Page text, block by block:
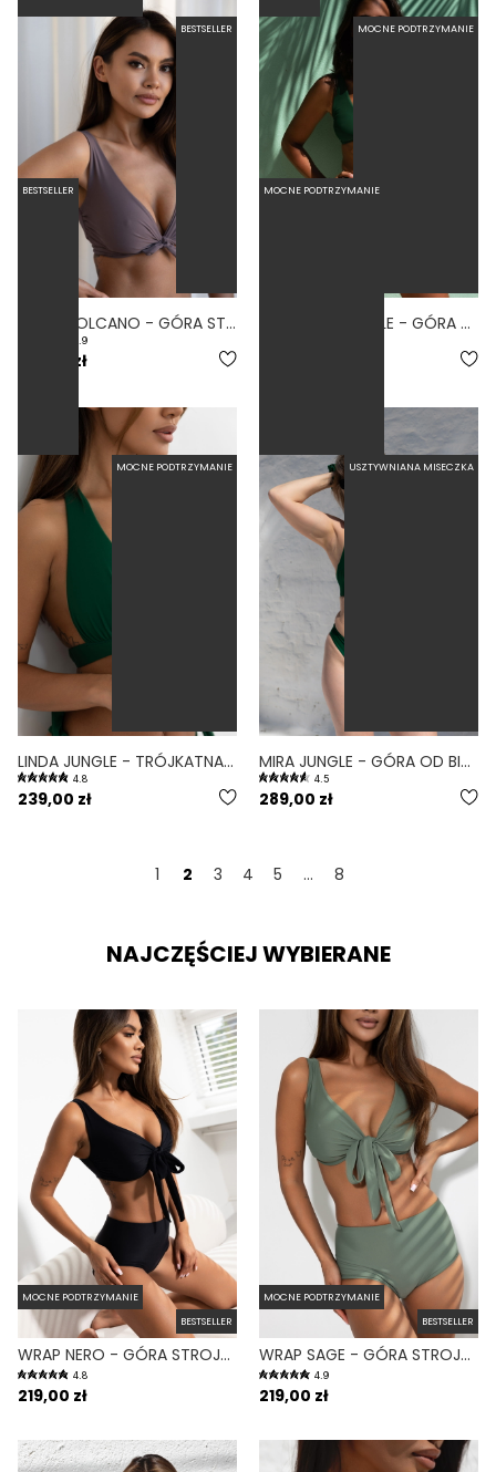
BESTSELLER
WRAP VOLCANO - GÓRA STROJU KĄPIELOWEGO NA DUŻY BIUST REGULOWANY OBWÓD FIOLETOWY
4.9
219,00 zł
MOCNE PODTRZYMANIE
COMODO JUNGLE - GÓRA OD BIKINI NA DUŻY BIUST ZABUDOWANA ZIELONY
BESTSELLER
MOCNE PODTRZYMANIE
LINDA JUNGLE - TRÓJKĄTNA GÓRA OD BIKINI NA DUŻY BIUST ZIELONY
4.8
239,00 zł
MOCNE PODTRZYMANIE
USZTYWNIANA MISECZKA
MIRA JUNGLE - GÓRA OD BIKINI PUSH-UP USZTYWNIANA ZIELONY
4.5
289,00 zł
1 2 3 4 5 ... 8
NAJCZĘŚCIEJ WYBIERANE
MOCNE PODTRZYMANIE
BESTSELLER
WRAP NERO - GÓRA STROJU KĄPIELOWEGO NA DUŻY BIUST REGULOWANY OBWÓD CZARNY
4.8
219,00 zł
MOCNE PODTRZYMANIE
BESTSELLER
WRAP SAGE - GÓRA STROJU KĄPIELOWEGO NA DUŻY BIUST REGULOWANY OBWÓD ZIELONY
4.9
219,00 zł